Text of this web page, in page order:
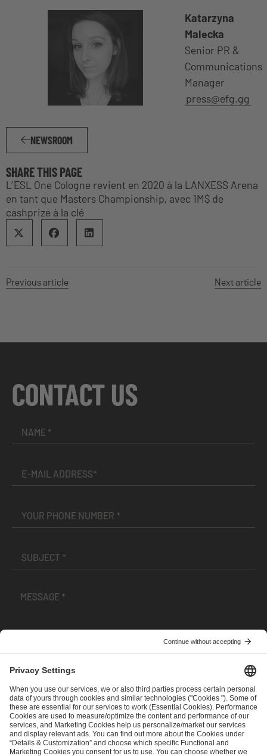
Katarzyna
Malecka
Senior PR &
Communications
Manager
press@efg.gg
NEWSROOM
SHARE THIS PAGE
L’ESL One Cologne revient en 2020 à la LANXESS Arena
en tant que Masters Championship, avec 1M$ de
cashprize à la clé
Previous article Next article
CONTACT US
andPrivacy Policy